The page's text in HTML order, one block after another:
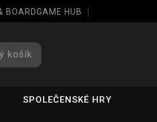
BOARDGAME HUB
košík
SPOLEČENSKÉ HRY